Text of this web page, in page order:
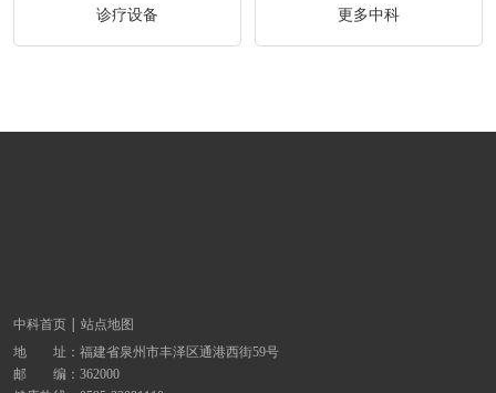
诊疗设备 更多中科
中科首页
站点地图
地 址： 福建省泉州市丰泽区通港西街59号
邮 编：362000